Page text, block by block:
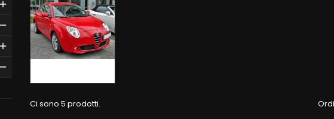
Ci sono 5 prodotti.